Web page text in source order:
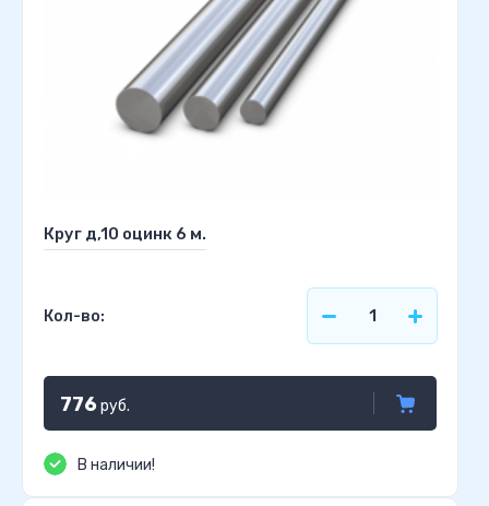
Круг д,10 оцинк 6 м.
Кол-во:
776руб.
В наличии!